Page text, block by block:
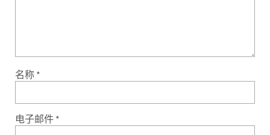
名称 *
电子邮件 *